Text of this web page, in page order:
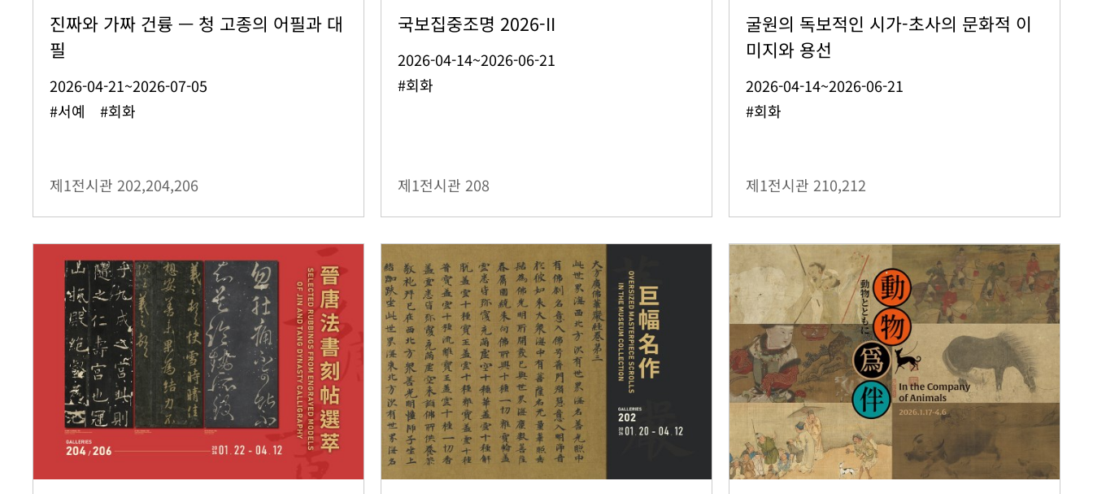
진짜와 가짜 건륭 — 청 고종의 어필과 대
필
2026-04-21~2026-07-05
#서예 #회화
제1전시관 202,204,206
국보집중조명 2026-II
2026-04-14~2026-06-21
#회화
제1전시관 208
굴원의 독보적인 시가-초사의 문화적 이
미지와 용선
2026-04-14~2026-06-21
#회화
제1전시관 210,212